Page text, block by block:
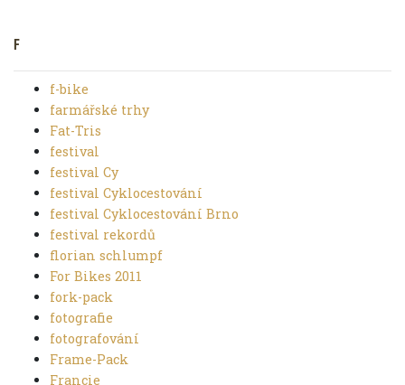
F
f-bike
farmářské trhy
Fat-Tris
festival
festival Cy
festival Cyklocestování
festival Cyklocestování Brno
festival rekordů
florian schlumpf
For Bikes 2011
fork-pack
fotografie
fotografování
Frame-Pack
Francie